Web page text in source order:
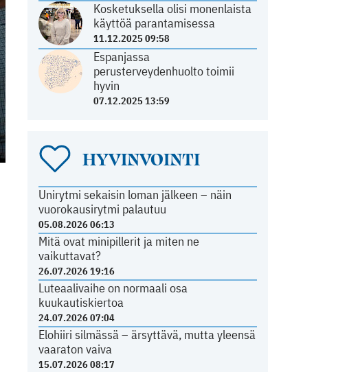
Kosketuksella olisi monenlaista
käyttöä parantamisessa
11.12.2025 09:58
Espanjassa
perusterveydenhuolto toimii
hyvin
07.12.2025 13:59
HYVINVOINTI
Unirytmi sekaisin loman jälkeen – näin
vuorokausirytmi palautuu
05.08.2026 06:13
Mitä ovat minipillerit ja miten ne
vaikuttavat?
26.07.2026 19:16
Luteaalivaihe on normaali osa
kuukautiskiertoa
24.07.2026 07:04
Elohiiri silmässä – ärsyttävä, mutta yleensä
vaaraton vaiva
15.07.2026 08:17